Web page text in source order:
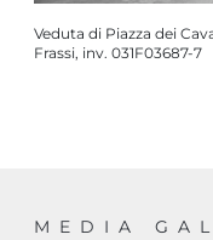
Veduta di Piazza dei
Frassi, inv. 031F03687-7
MEDIA